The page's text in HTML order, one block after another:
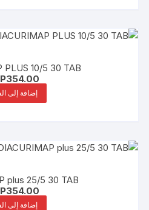
PLUS 10/5 30 TAB
354.00
إضافة إلى
plus 25/5 30 TAB
354.00
إضافة إلى